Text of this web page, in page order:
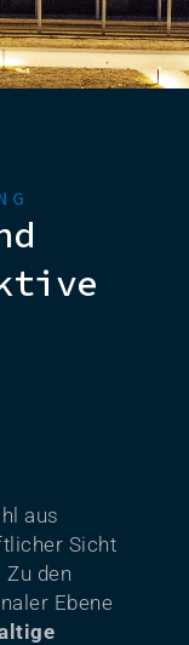
aus
Sicht
den
Ebene